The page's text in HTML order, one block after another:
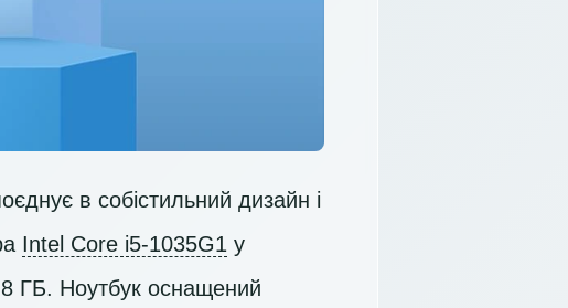
в собістильний дизайн і
Intel Core i5-1035G1 у
ГБ. Ноутбук оснащений